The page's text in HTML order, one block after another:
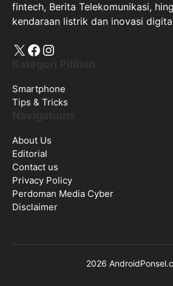
fintech, Berita Telekomunikasi,
kendaraan listrik dan inovasi
X Facebook
Instagram
Smartphone
Tips & Tricks
About Us
Editorial
Contact us
Privacy Policy
Perdoman Media Cyber
Disclaimer
2026